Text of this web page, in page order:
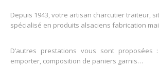
Depuis 1943, votre artisan charcutier traiteur,
spécialisé en produits alsaciens fabrication
D’autres prestations vous sont proposées
emporter, composition de paniers garnis…